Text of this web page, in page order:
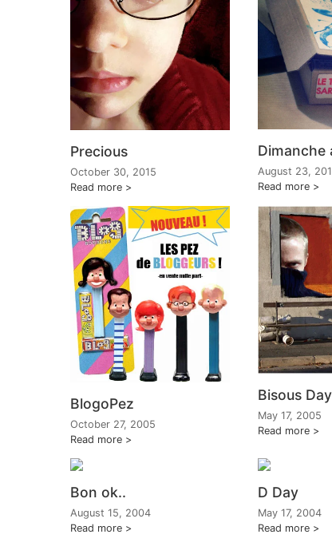
Precious
October 30, 2015
Read more
Dimanche
August 23,
Read more
BlogoPez
October 27, 2005
Read more
Bisous Day
May 17, 2005
Read more
Bon ok..
August 15, 2004
Read more
D Day
May 17, 2004
Read more